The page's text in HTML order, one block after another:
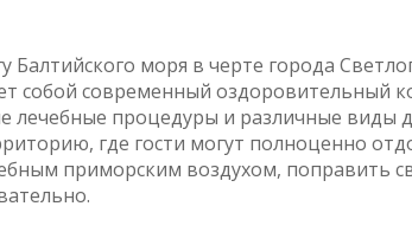
Балтийского моря в черте города
собой современный оздоровительный
лечебные процедуры и различные виды
где гости могут полноценно
приморским воздухом, поправить